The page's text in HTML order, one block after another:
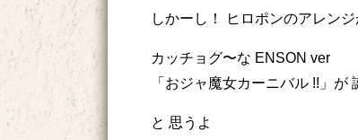
しかーし！ ヒロポンのアレン
カッチョグ〜な ENSON ver
「おジャ魔女カーニバル !!」が
と 思うよ